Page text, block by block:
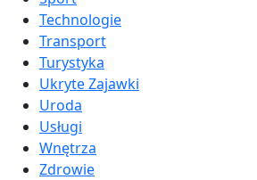
Technologie
Transport
Turystyka
Ukryte Zajawki
Uroda
Usługi
Wnętrza
Zdrowie